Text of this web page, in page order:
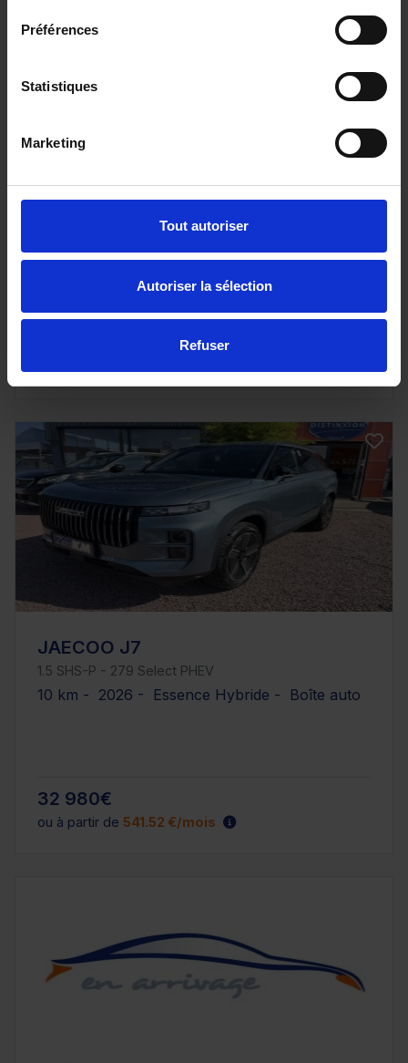
Préférences
Statistiques
Marketing
Tout autoriser
Autoriser la sélection
Refuser
PEUGEOT EXPERT FOURGON
JAECOO J7
1.5 SHS-P - 279 Select PHEV
10 km - 2026 - Essence Hybride - Boîte auto
32 980€
ou à partir de 541.52 €/mois